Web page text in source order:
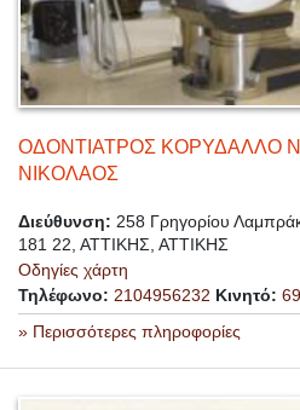
ΟΔΟΝΤΙΑΤΡΟΣ ΚΟΡΥΔΑΛΛΟ
ΝΙΚΟΛΑΟΣ
Διεύθυνση: 258 Γρηγορίου
181 22, ΑΤΤΙΚΗΣ, ΑΤΤΙΚΗΣ
Οδηγίες χάρτη
Τηλέφωνο: 2104956232 Κινητό:
» Περισσότερες πληροφορίες